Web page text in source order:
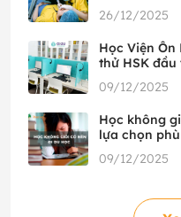
26/12/2025
Học Viện
thử HSK
09/12/2025
Học không
lựa chọn
09/12/2025